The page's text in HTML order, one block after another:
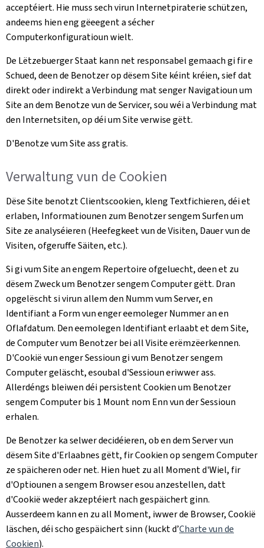
acceptéiert. Hie muss sech virun Internetpiraterie schützen,
andeems hien eng gëeegent a sécher
Computerkonfiguratioun wielt.
De Lëtzebuerger Staat kann net responsabel gemaach gi fir e
Schued, deen de Benotzer op dësem Site kéint kréien, sief dat
direkt oder indirekt a Verbindung mat senger Navigatioun um
Site an dem Benotze vun de Servicer, sou wéi a Verbindung mat
den Internetsiten, op déi um Site verwise gëtt.
D'Benotze vum Site ass gratis.
Verwaltung vun de Cookien
Dëse Site benotzt Clientscookien, kleng Textfichieren, déi et
erlaben, Informatiounen zum Benotzer sengem Surfen um
Site ze analyséieren (Heefegkeet vun de Visiten, Dauer vun de
Visiten, ofgeruffe Säiten, etc.).
Si gi vum Site an engem Repertoire ofgeluecht, deen et zu
dësem Zweck um Benotzer sengem Computer gëtt. Dran
opgelëscht si virun allem den Numm vum Server, en
Identifiant a Form vun enger eemoleger Nummer an en
Oflafdatum. Den eemolegen Identifiant erlaabt et dem Site,
de Computer vum Benotzer bei all Visite erëmzëerkennen.
D'Cookië vun enger Sessioun gi vum Benotzer sengem
Computer geläscht, esoubal d'Sessioun eriwwer ass.
Allerdéngs bleiwen déi persistent Cookien um Benotzer
sengem Computer bis 1 Mount nom Enn vun der Sessioun
erhalen.
De Benotzer ka selwer decidéieren, ob en dem Server vun
dësem Site d'Erlaabnes gëtt, fir Cookien op sengem Computer
ze späicheren oder net. Hien huet zu all Moment d'Wiel, fir
d'Optiounen a sengem Browser esou anzestellen, datt
d'Cookië weder akzeptéiert nach gespäichert ginn.
Ausserdeem kann en zu all Moment, iwwer de Browser, Cookië
läschen, déi scho gespäichert sinn (kuckt d’Charte vun de
Cookien).